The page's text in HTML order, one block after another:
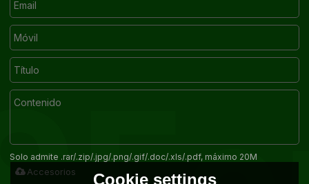
Solo admite .rar/.zip/.jpg/.png/.gif/.doc/.xls/.pdf, máximo 20M
Accesorios Cookie settings